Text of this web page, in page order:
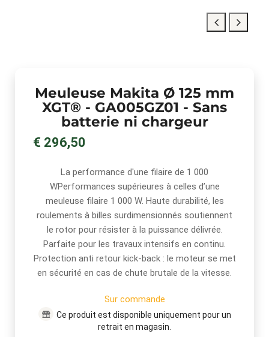
Meuleuse Makita Ø 125 mm
XGT® - GA005GZ01 - Sans
batterie ni chargeur
€ 296,50
La performance d'une filaire de 1 000
WPerformances supérieures à celles d’une
meuleuse filaire 1 000 W. Haute durabilité, les
roulements à billes surdimensionnés soutiennent
le rotor pour résister à la puissance délivrée.
Parfaite pour les travaux intensifs en continu.
Protection anti retour kick-back : le moteur se met
en sécurité en cas de chute brutale de la vitesse.
Sur commande
Ce produit est disponible uniquement pour un
retrait en magasin.